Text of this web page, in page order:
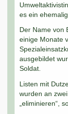
es ein
Der Name von
einige Monate
ausgebildet
Soldat.
Listen mit
wurden an
„eliminieren“,